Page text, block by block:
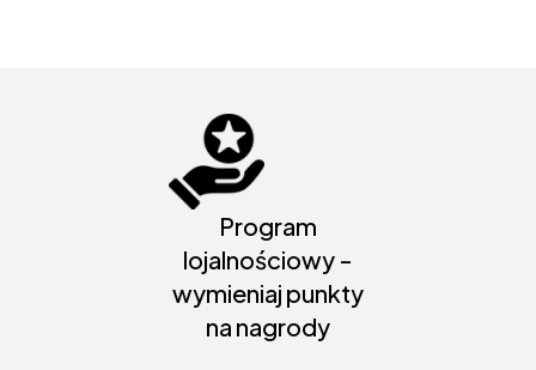
Program
lojalnościowy -
wymieniaj punkty
na nagrody